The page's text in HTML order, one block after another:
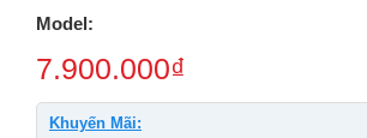
Model:
7.900.000₫
Khuyến Mãi: